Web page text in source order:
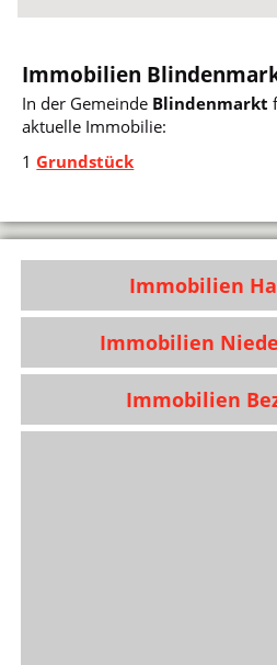
Immobilien
In der Gemeinde Blindenmarkt
aktuelle Immobilie:
1Grundstück
Immobilien
Immobilien
Immobilien